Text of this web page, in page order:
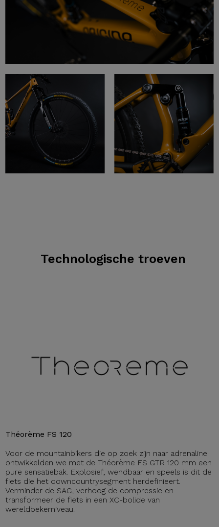
Technologische troeven
Théorème FS 120
Voor de mountainbikers die op zoek zijn naar adrenaline
ontwikkelden we met de Théorème FS GTR 120 mm een
pure sensatiebak. Explosief, wendbaar en speels is dit de
fiets die het downcountrysegment herdefinieert.
Verminder de SAG, verhoog de compressie en
transformeer de fiets in een XC-bolide van
wereldbekerniveau.